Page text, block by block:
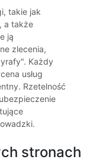
takie jak
a także
ją
zlecenia,
Każdy
usług
Rzetelność
stronach